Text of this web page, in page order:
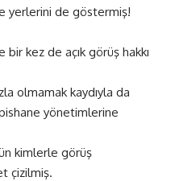
yerlerini de göstermiş!
kez de açık görüş hakkı
olmamak kaydıyla da
yönetimlerine
kimlerle görüş
çizilmiş.